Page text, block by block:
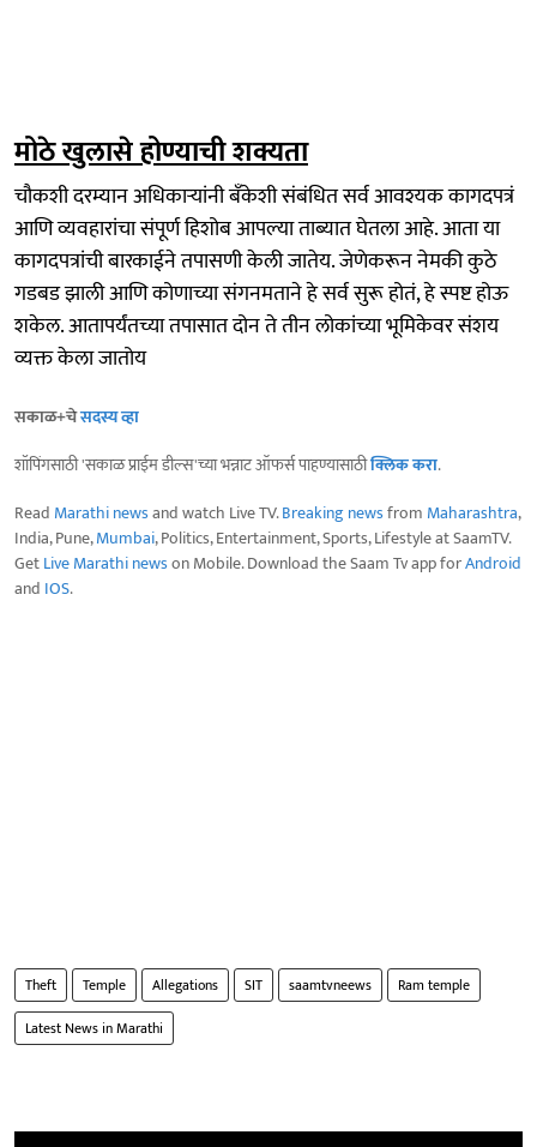
मोठे खुलासे होण्याची शक्यता
चौकशी दरम्यान अधिकाऱ्यांनी बँकेशी संबंधित सर्व आवश्यक कागदपत्रं
आणि व्यवहारांचा संपूर्ण हिशोब आपल्या ताब्यात घेतला आहे. आता या
कागदपत्रांची बारकाईने तपासणी केली जातेय. जेणेकरून नेमकी कुठे
गडबड झाली आणि कोणाच्या संगनमताने हे सर्व सुरू होतं, हे स्पष्ट होऊ
शकेल. आतापर्यंतच्या तपासात दोन ते तीन लोकांच्या भूमिकेवर संशय
व्यक्त केला जातोय
सकाळ+चेसदस्य व्हा
शॉपिंगसाठी 'सकाळ प्राईम डील्स'च्या भन्नाट ऑफर्स पाहण्यासाठीक्लिक करा.
Read Marathi newsand watch Live TV.Breaking newsfrom Maharashtra,
India, Pune,Mumbai, Politics, Entertainment, Sports, Lifestyle at SaamTV.
GetLive Marathi newson Mobile. Download the Saam Tv app forAndroid
and IOS.
Theft Temple Allegations SIT saamtvneews
Ram temple
Latest News in Marathi